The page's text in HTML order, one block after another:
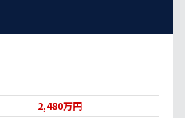
2,480万円